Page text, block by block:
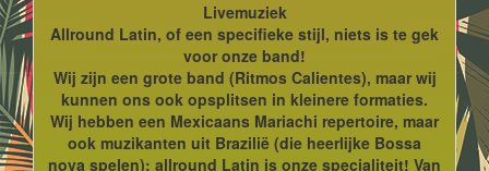
Livemuziek
Allround Latin, of een specifieke stijl, niets is te gek
voor onze band!
Wij zijn een grote band (Ritmos Calientes), maar wij
kunnen ons ook opsplitsen in kleinere formaties.
Wij hebben een Mexicaans Mariachi repertoire, maar
ook muzikanten uit Brazilië (die heerlijke Bossa
nova spelen); allround Latin is onze specialiteit! Van